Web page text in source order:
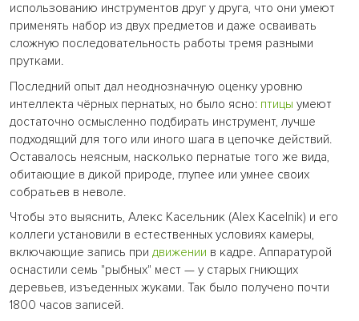
использованию инструментов друг у друга, что они умеют
применять набор из двух предметов и даже осваивать
сложную последовательность работы тремя разными
прутками.
Последний опыт дал неоднозначную оценку уровню
интеллекта чёрных пернатых, но было ясно: птицы умеют
достаточно осмысленно подбирать инструмент, лучше
подходящий для того или иного шага в цепочке действий.
Оставалось неясным, насколько пернатые того же вида,
обитающие в дикой природе, глупее или умнее своих
собратьев в неволе.
Чтобы это выяснить, Алекс Касельник (Alex Kacelnik) и его
коллеги установили в естественных условиях камеры,
включающие запись при движении в кадре. Аппаратурой
оснастили семь "рыбных" мест — у старых гниющих
деревьев, изъеденных жуками. Так было получено почти
1800 часов записей.